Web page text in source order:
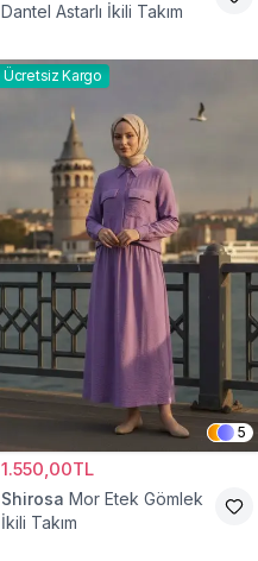
Dantel Astarlı İkili Takım
Ücretsiz Kargo
5
1.550,00TL
Shirosa Mor Etek Gömlek
İkili Takım